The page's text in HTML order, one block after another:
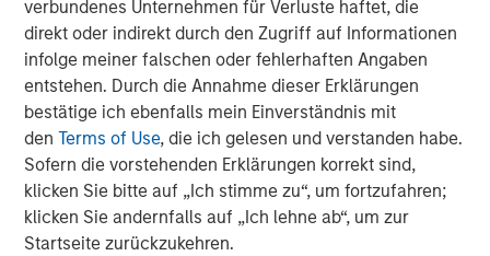
verbundenes Unternehmen für Verluste haftet, die
direkt oder indirekt durch den Zugriff auf Informationen
infolge meiner falschen oder fehlerhaften Angaben
entstehen. Durch die Annahme dieser Erklärungen
bestätige ich ebenfalls mein Einverständnis mit
denTerms of Use, die ich gelesen und verstanden habe.
Sofern die vorstehenden Erklärungen korrekt sind,
klicken Sie bitte auf „Ich stimme zu“, um fortzufahren;
klicken Sie andernfalls auf „Ich lehne ab“, um zur
Startseite zurückzukehren.
team provides flexible, patient, long-term capital to
leading owner-operated and private equity-backed
businesses.
Ähnliche Einblicke
ALTS IN FOCUS
Private Credit 2026 Midyear Outlook